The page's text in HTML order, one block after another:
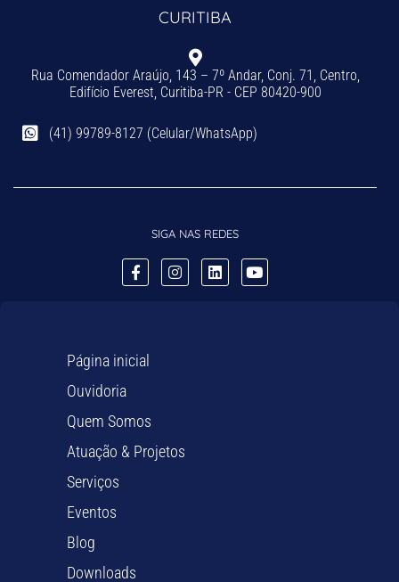
CURITIBA
Rua Comendador Araújo, 143 – 7º Andar, Conj. 71, Centro,
Edifício Everest, Curitiba-PR - CEP 80420-900
(41) 99789-8127 (Celular/WhatsApp)
SIGA NAS REDES
Página inicial
Ouvidoria
Quem Somos
Atuação & Projetos
Serviços
Eventos
Blog
Downloads